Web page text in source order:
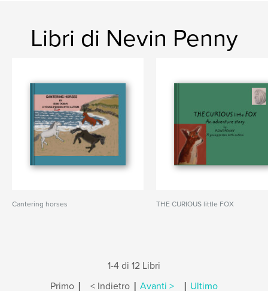
Libri di Nevin Penny
Cantering horses THE CURIOUS little FOX
1-4 di 12 Libri
Primo | < Indietro | Avanti > | Ultimo